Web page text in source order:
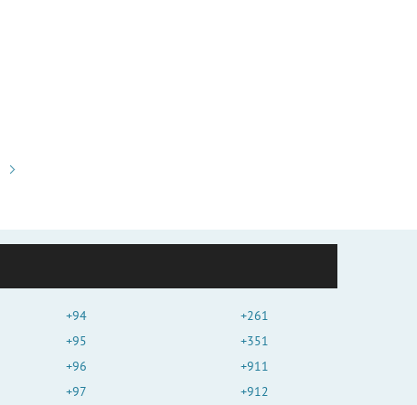
+94
+95
+96
+97
+261
+351
+911
+912